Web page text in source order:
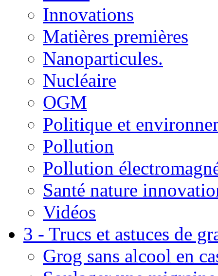
Innovations
Matières premières
Nanoparticules.
Nucléaire
OGM
Politique et
Pollution
Pollution
Santé nature
Vidéos
3 - Trucs et astuces de
Grog sans alcool en